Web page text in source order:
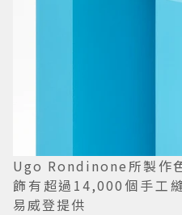
Ugo Rondinone所製作
飾有超過14,000個手工
易威登提供